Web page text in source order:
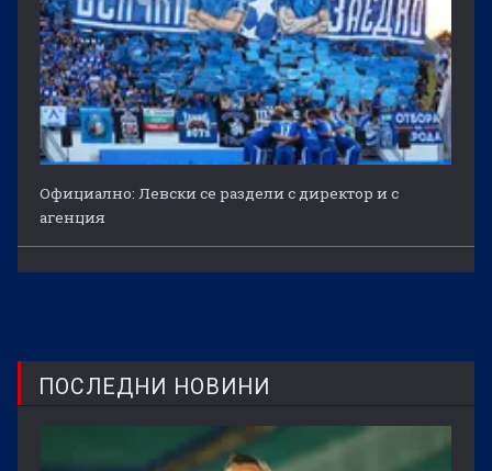
Официално: Левски се раздели с директор и с
агенция
ПОСЛЕДНИ НОВИНИ